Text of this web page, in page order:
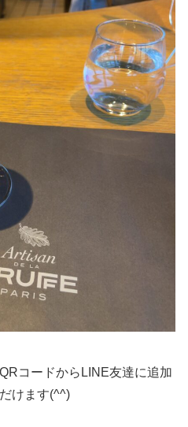
コードからLINE友達に追加
けます(^^)